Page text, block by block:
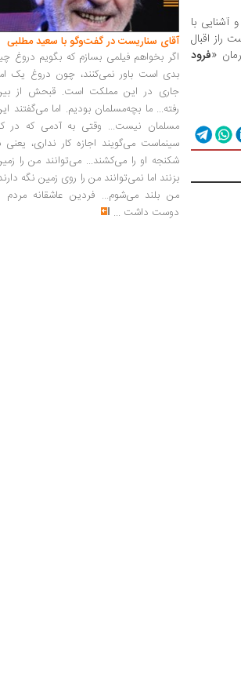
با
راز اقبال
«فرود
آقای سناریست در گفت‌وگو با سعید مطلبی
اگر بخواهم فیلمی بسازم که بگویم دروغ
بدی است باور نمی‌کنند، چون دروغ یک
جاری در این مملکت است. قبحش از
رفته... ما بچه‌مسلمان بودیم. اما می‌گفتند
مسلمان نیست... وقتی به آدمی که در
سینماست می‌گویند اجازه کار نداری، یعنی
شکنجه او را می‌کشند... می‌توانند من را
بزنند اما نمی‌توانند من را روی زمین نگه
من بلند می‌شوم... فردین عاشقانه مردم
دوست داشت ...